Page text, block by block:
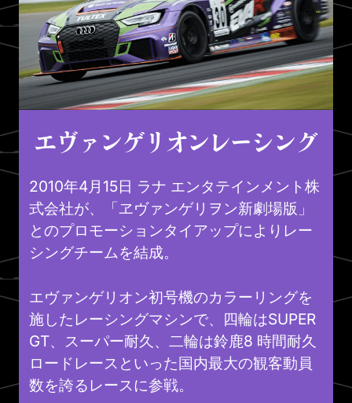
エヴァンゲリオン レーシング
2010年4月15日 ラナ エンタテインメント株
式会社が、「ヱヴァンゲリヲン新劇場版」
とのプロモーションタイアップによりレー
シングチームを結成。
エヴァンゲリオン初号機のカラーリングを
施したレーシングマシンで、四輪はSUPER
GT、スーパー耐久、二輪は鈴鹿8 時間耐久
ロードレースといった国内最大の観客動員
数を誇るレースに参戦。